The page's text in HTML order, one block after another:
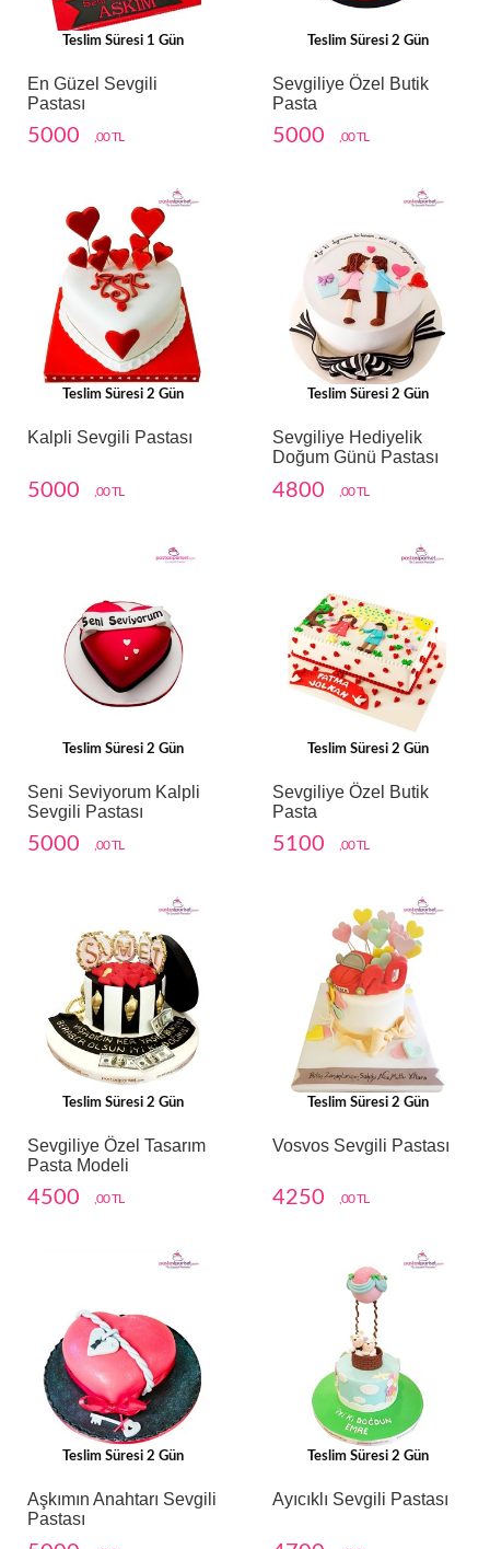
Teslim Süresi 1 Gün
En Güzel Sevgili
Pastası
5000 ,00 TL
Teslim Süresi 2 Gün
Sevgiliye Özel Butik
Pasta
5000 ,00 TL
Teslim Süresi 2 Gün
Kalpli Sevgili Pastası
5000 ,00 TL
Teslim Süresi 2 Gün
Sevgiliye Hediyelik
Doğum Günü Pastası
4800 ,00 TL
Teslim Süresi 2 Gün
Seni Seviyorum Kalpli
Sevgili Pastası
5000 ,00 TL
Teslim Süresi 2 Gün
Sevgiliye Özel Butik
Pasta
5100 ,00 TL
Teslim Süresi 2 Gün
Sevgiliye Özel Tasarım
Pasta Modeli
4500 ,00 TL
Teslim Süresi 2 Gün
Vosvos Sevgili Pastası
4250 ,00 TL
Teslim Süresi 2 Gün
Aşkımın Anahtarı Sevgili
Pastası
Teslim Süresi 2 Gün
Ayıcıklı Sevgili Pastası